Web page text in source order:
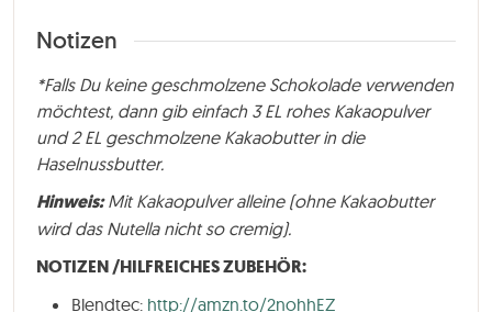
Notizen
*Falls Du keine geschmolzene Schokolade verwenden
möchtest, dann gib einfach 3 EL rohes Kakaopulver
und 2 EL geschmolzene Kakaobutter in die
Haselnussbutter.
Hinweis:Mit Kakaopulver alleine (ohne Kakaobutter
wird das Nutella nicht so cremig).
NOTIZEN /HILFREICHES ZUBEHÖR:
Blendtec: http://amzn.to/2nohhEZ